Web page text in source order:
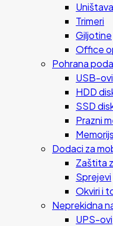
Trimeri
Giljotine
Office
Pohrana
USB-ovi
HDD
SSD
Prazni
Dodaci za
Zaštita
Sprejevi
Okviri i
Neprekidna
UPS-ovi